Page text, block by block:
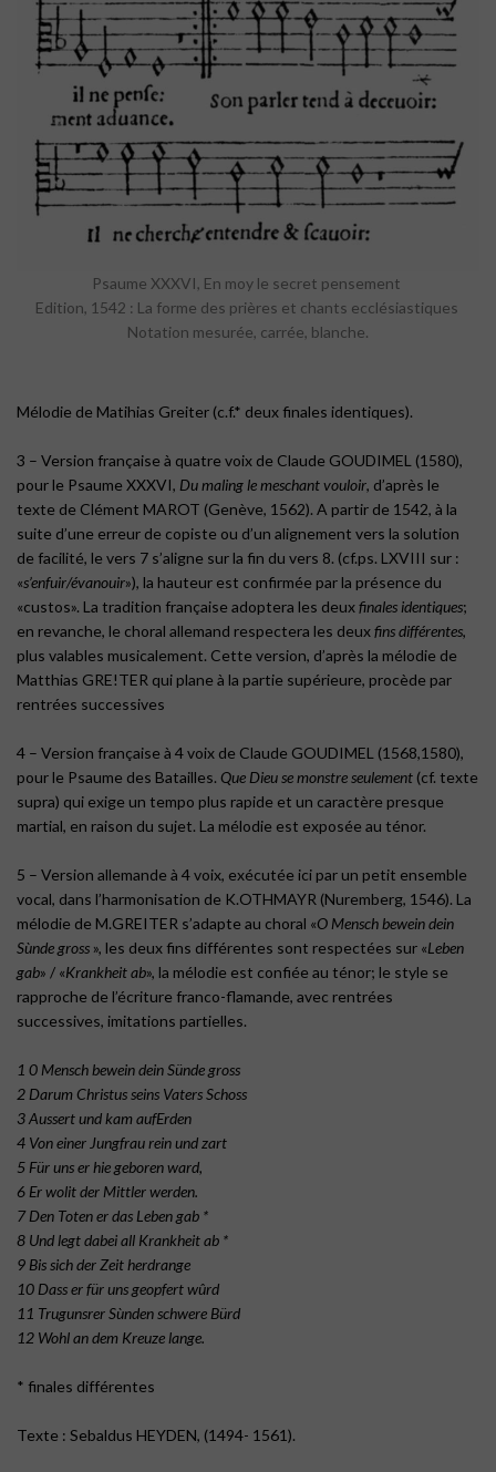
Psaume XXXVI, En moy le secret pensement
Edition, 1542 : La forme des prières et chants ecclésiastiques
Notation mesurée, carrée, blanche.
Mélodie de Matihias Greiter (c.f.* deux finales identiques).
3 – Version française à quatre voix de Claude GOUDIMEL (1580),
pour le Psaume XXXVI, Du maling le meschant vouloir, d’après le
texte de Clément MAROT (Genève, 1562). A partir de 1542, à la
suite d’une erreur de copiste ou d’un alignement vers la solution
de facilité, le vers 7 s’aligne sur la fin du vers 8. (cf.ps. LXVIII sur :
«s’enfuir/évanouir»), la hauteur est confirmée par la présence du
«custos». La tradition française adoptera les deuxfinales identiques;
en revanche, le choral allemand respectera les deuxfins différentes,
plus valables musicalement. Cette version, d’après la mélodie de
Matthias GRE!TER qui plane à la partie supérieure, procède par
rentrées successives
4 – Version française à 4 voix de Claude GOUDIMEL (1568,1580),
pour le Psaume des Batailles. Que Dieu se monstre seulement (cf. texte
supra) qui exige un tempo plus rapide et un caractère presque
martial, en raison du sujet. La mélodie est exposée au ténor.
5 – Version allemande à 4 voix, exécutée ici par un petit ensemble
vocal, dans l’harmonisation de K.OTHMAYR (Nuremberg, 1546). La
mélodie de M.GREITER s’adapte au choral «O Mensch bewein dein
Sùnde gross », les deux fins différentes sont respectées sur «Leben
gab» / «Krankheit ab», la mélodie est confiée au ténor; le style se
rapproche de l’écriture franco-flamande, avec rentrées
successives, imitations partielles.
1 0 Mensch bewein dein Sünde gross
2 Darum Christus seins Vaters Schoss
3 Aussert und kam aufErden
4 Von einer Jungfrau rein und zart
5 Für uns er hie geboren ward,
6 Er wolit der Mittler werden.
7 Den Toten er das Leben gab *
8 Und legt dabei all Krankheit ab *
9 Bis sich der Zeit herdrange
10 Dass er für uns geopfert wûrd
11 Trugunsrer Sùnden schwere Bürd
12 Wohl an dem Kreuze lange.
* finales différentes
Texte : Sebaldus HEYDEN, (1494- 1561).